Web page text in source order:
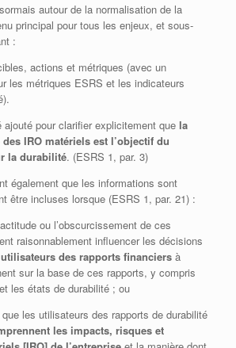
autour de la normalisation de la
principal pour tous les enjeux, et sous-
:
actions et métriques (avec un
les métriques ESRS et les indicateurs
ajouté pour clarifier explicitement que la
IRO matériels est l’objectif du
la durabilité. (ESRS 1, par. 3)
également que les informations sont
être incluses lorsque (ESRS 1, par. 21) :
ou l’obscurcissement de ces
raisonnablement influencer les décisions
des rapports financiers à
sur la base de ces rapports, y compris
les états de durabilité ; ou
les utilisateurs des rapports de durabilité
les impacts, risques et